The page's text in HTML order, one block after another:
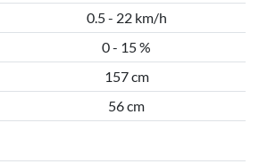
0.5 - 22 km/h
0 - 15 %
157 cm
56 cm